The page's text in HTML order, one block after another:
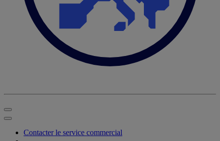
Contacter le service commercial